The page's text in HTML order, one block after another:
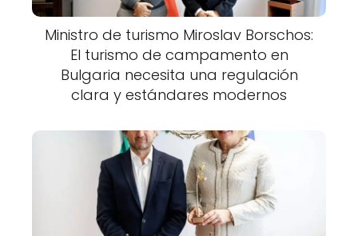
Ministro de turismo Miroslav Borschos:
El turismo de campamento en
Bulgaria necesita una regulación
clara y estándares modernos